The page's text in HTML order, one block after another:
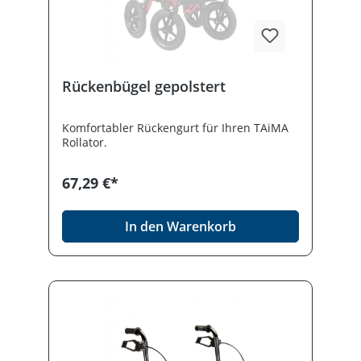
Rückenbügel gepolstert
Komfortabler Rückengurt für Ihren TAiMA
Rollator.
67,29 €*
In den Warenkorb